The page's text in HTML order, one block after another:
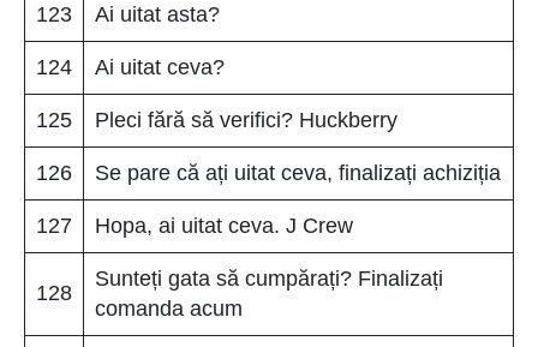
123 Ai uitat asta?
124 Ai uitat ceva?
125 Pleci fără să verifici? Huckberry
126 Se pare că ați uitat ceva, finalizați achiziția
127 Hopa, ai uitat ceva. J Crew
128
Sunteți gata să cumpărați? Finalizați
comanda acum